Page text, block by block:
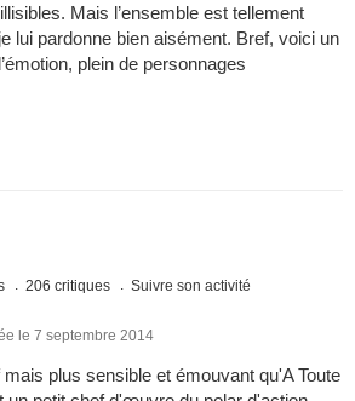
Mais l’ensemble est tellement
lui pardonne bien aisément. Bref, voici un
plein de personnages
206 critiques Suivre son activité
le 7 septembre 2014
plus sensible et émouvant qu'A Toute